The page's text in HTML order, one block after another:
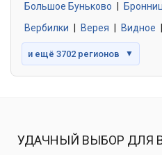
Большое Буньково
Вербилки
Верея Видное
и ещё 3702 регионов ▼
УДАЧНЫЙ ВЫБОР ДЛЯ